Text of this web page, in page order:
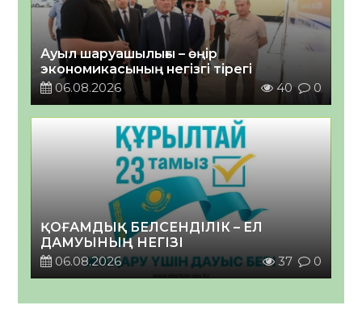
Ауыл шаруашылығы – өңір
экономикасының негізгі тірегі
06.08.2026
40 0
ҚОҒАМДЫҚ БЕЛСЕНДІЛІК – ЕЛ
ДАМУЫНЫҢ НЕГІЗІ
06.08.2026
37 0